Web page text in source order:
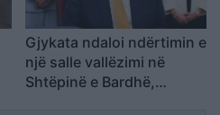
Gjykata ndaloi ndërtimin e
një salle vallëzimi në
Shtëpinë e Bardhë,